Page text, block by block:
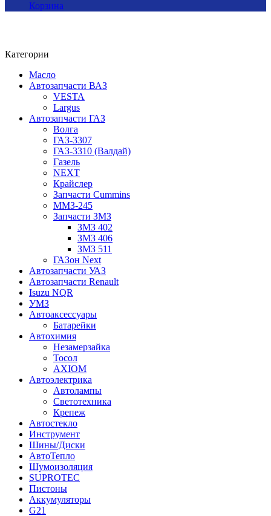
Корзина
Категории
Масло
Автозапчасти ВАЗ
VESTA
Largus
Автозапчасти ГАЗ
Волга
ГАЗ-3307
ГАЗ-3310 (Валдай)
Газель
NEXT
Крайслер
Запчасти Cummins
ММЗ-245
Запчасти ЗМЗ
ЗМЗ 402
ЗМЗ 406
ЗМЗ 511
ГАЗон Next
Автозапчасти УАЗ
Автозапчасти Renault
Isuzu NQR
УМЗ
Автоаксессуары
Батарейки
Автохимия
Незамерзайка
Тосол
AXIOM
Автоэлектрика
Автолампы
Светотехника
Крепеж
Автостекло
Инструмент
Шины/Диски
АвтоТепло
Шумоизоляция
SUPROTEC
Пистоны
Аккумуляторы
G21